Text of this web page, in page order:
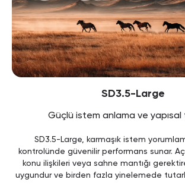
SD3.5-Large
Güçlü istem anlama ve yapısal
SD3.5-Large, karmaşık istem
kontrolünde güvenilir performans sunar.
konu ilişkileri veya sahne mantığı
uygundur ve birden fazla yinelemede